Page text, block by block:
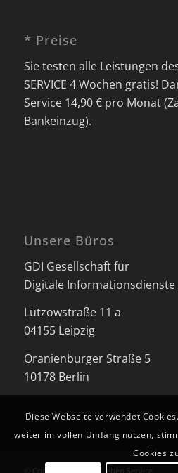
* Preise
Sie testen alle Leistungen des
SERVICE 4 Wochen gratis!
Service 14,90 € pro Monat
Bankeinzug).
Unsere Büros
GDI Gesellschaft für
Digitale Informationsdienste
Lützowstraße 11 a
04155 Leipzig
Oranienburger Straße 5
10178 Berlin
© Copyright - Besser Leben Service
Diese Webseite verwendet
weiter im vollen Umfang nutzen,
Cookies